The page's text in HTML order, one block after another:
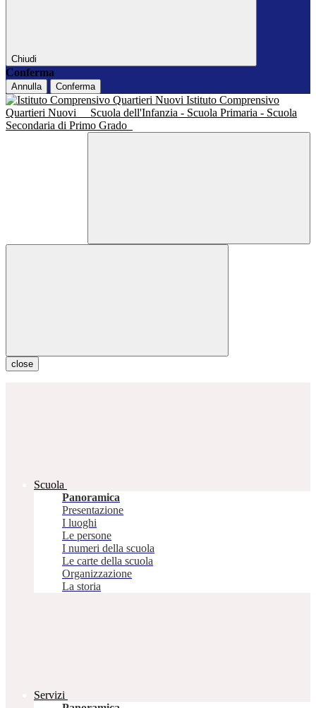
Chiudi
Conferma
Annulla Conferma
Istituto Comprensivo
Quartieri Nuovi
Scuola dell'Infanzia - Scuola Primaria - Scuola
Secondaria di Primo Grado
close
Scuola
Panoramica
Presentazione
I luoghi
Le persone
I numeri della scuola
Le carte della scuola
Organizzazione
La storia
Servizi